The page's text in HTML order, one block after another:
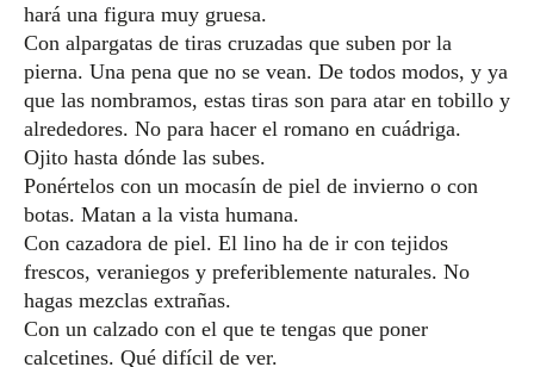
hará una figura muy gruesa.
Con alpargatas de tiras cruzadas que suben por la
pierna. Una pena que no se vean. De todos modos, y ya
que las nombramos, estas tiras son para atar en tobillo y
alrededores. No para hacer el romano en cuádriga.
Ojito hasta dónde las subes.
Ponértelos con un mocasín de piel de invierno o con
botas. Matan a la vista humana.
Con cazadora de piel. El lino ha de ir con tejidos
frescos, veraniegos y preferiblemente naturales. No
hagas mezclas extrañas.
Con un calzado con el que te tengas que poner
calcetines. Qué difícil de ver.